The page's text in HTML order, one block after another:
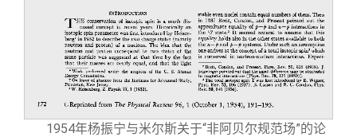
1954年杨振宁与米尔斯关于“非阿贝尔规范场”的论